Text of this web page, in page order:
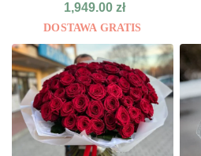
1,949.00zł
DOSTAWA GRATIS